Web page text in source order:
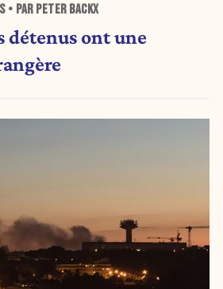
• PAR PETER BACKX
détenus ont une